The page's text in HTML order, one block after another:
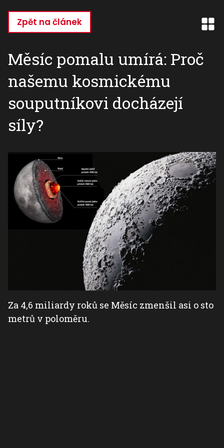
hlavnímu
Zpět na článek
Měsíc pomalu umírá: Proč
našemu kosmickému
souputníkovi docházejí
síly?
Za 4,6 miliardy roků se Měsíc zmenšil asi o sto
metrů v poloměru.